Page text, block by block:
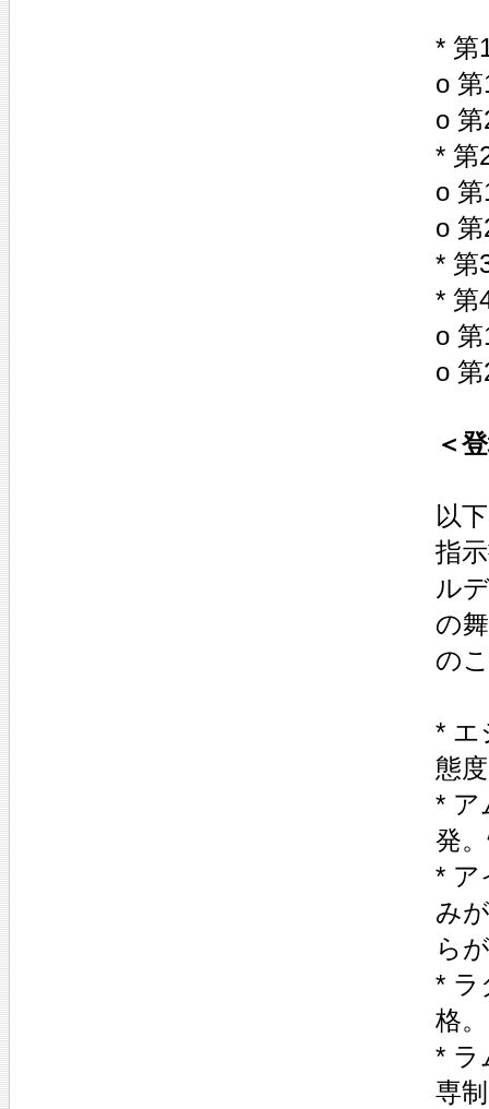
* 第
o
o
* 第
o
o
* 第
* 第
o
o
＜
以
指
ル
の
の
* エ
態
* ア
発
* ア
み
ら
* ラ
格。
* ラ
専